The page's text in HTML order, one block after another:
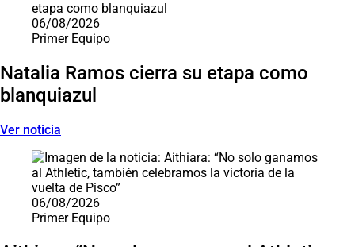
06/08/2026
Primer Equipo
Natalia Ramos cierra su etapa como
blanquiazul
Ver noticia
06/08/2026
Primer Equipo